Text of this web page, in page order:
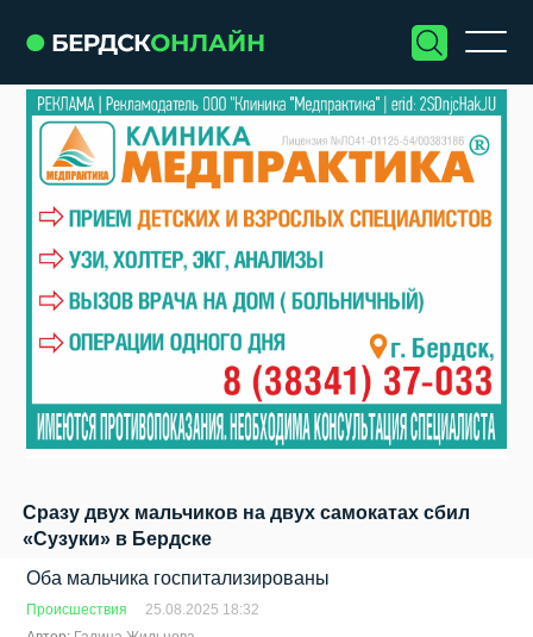
Сразу двух мальчиков на двух самокатах сбил
«Сузуки» в Бердске
Оба мальчика госпитализированы
Происшествия
25.08.2025 18:32